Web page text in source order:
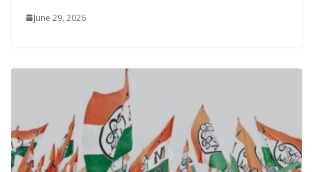
June 29, 2026